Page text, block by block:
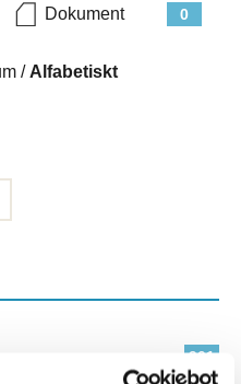
0
Dokument
/ Alfabetiskt
901